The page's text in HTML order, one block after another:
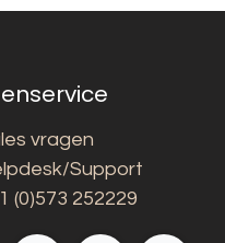
vragen
Support
(0)573 252229